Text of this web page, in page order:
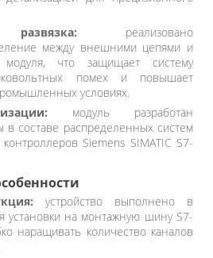
реализовано
между внешними цепями и
модуля, что защищает систему
помех и повышает
условиях.
модуль разработан
в составе распределенных систем
Siemens SIMATIC S7-
устройство выполнено в
установки на монтажную шину S7-
наращивать количество каналов